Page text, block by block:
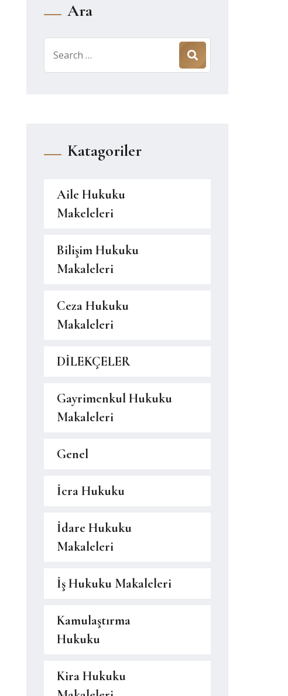
Ara
for:
Katagoriler
Aile Hukuku
Makeleleri
Bilişim Hukuku
Makaleleri
Ceza Hukuku
Makaleleri
DİLEKÇELER
Gayrimenkul Hukuku
Makaleleri
Genel
İcra Hukuku
İdare Hukuku
Makaleleri
İş Hukuku Makaleleri
Kamulaştırma
Hukuku
Kira Hukuku